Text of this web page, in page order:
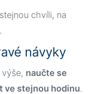
chvíli, na
návyky
naučte se
ve stejnou hodinu.